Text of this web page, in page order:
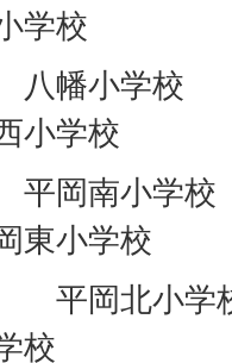
学校
幡小学校
学校
岡南小学
小学校
岡北小学
校